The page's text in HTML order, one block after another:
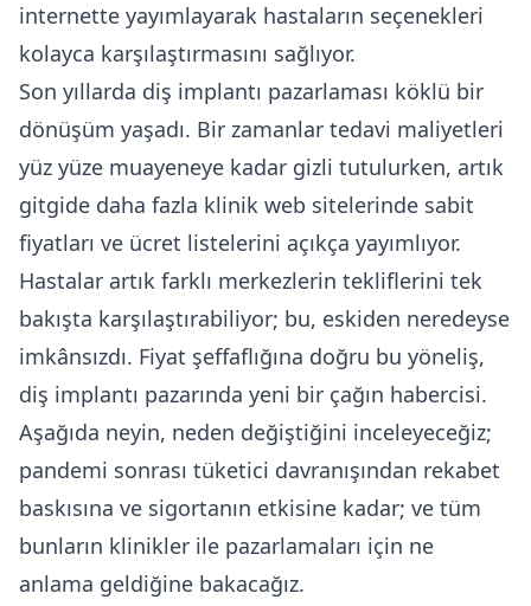
internette yayımlayarak hastaların seçenekleri
kolayca karşılaştırmasını sağlıyor.
Son yıllarda diş implantı pazarlaması köklü bir
dönüşüm yaşadı. Bir zamanlar tedavi maliyetleri
yüz yüze muayeneye kadar gizli tutulurken, artık
gitgide daha fazla klinik web sitelerinde sabit
fiyatları ve ücret listelerini açıkça yayımlıyor.
Hastalar artık farklı merkezlerin tekliflerini tek
bakışta karşılaştırabiliyor; bu, eskiden neredeyse
imkânsızdı. Fiyat şeffaflığına doğru bu yöneliş,
diş implantı pazarında yeni bir çağın habercisi.
Aşağıda neyin, neden değiştiğini inceleyeceğiz;
pandemi sonrası tüketici davranışından rekabet
baskısına ve sigortanın etkisine kadar; ve tüm
bunların klinikler ile pazarlamaları için ne
anlama geldiğine bakacağız.